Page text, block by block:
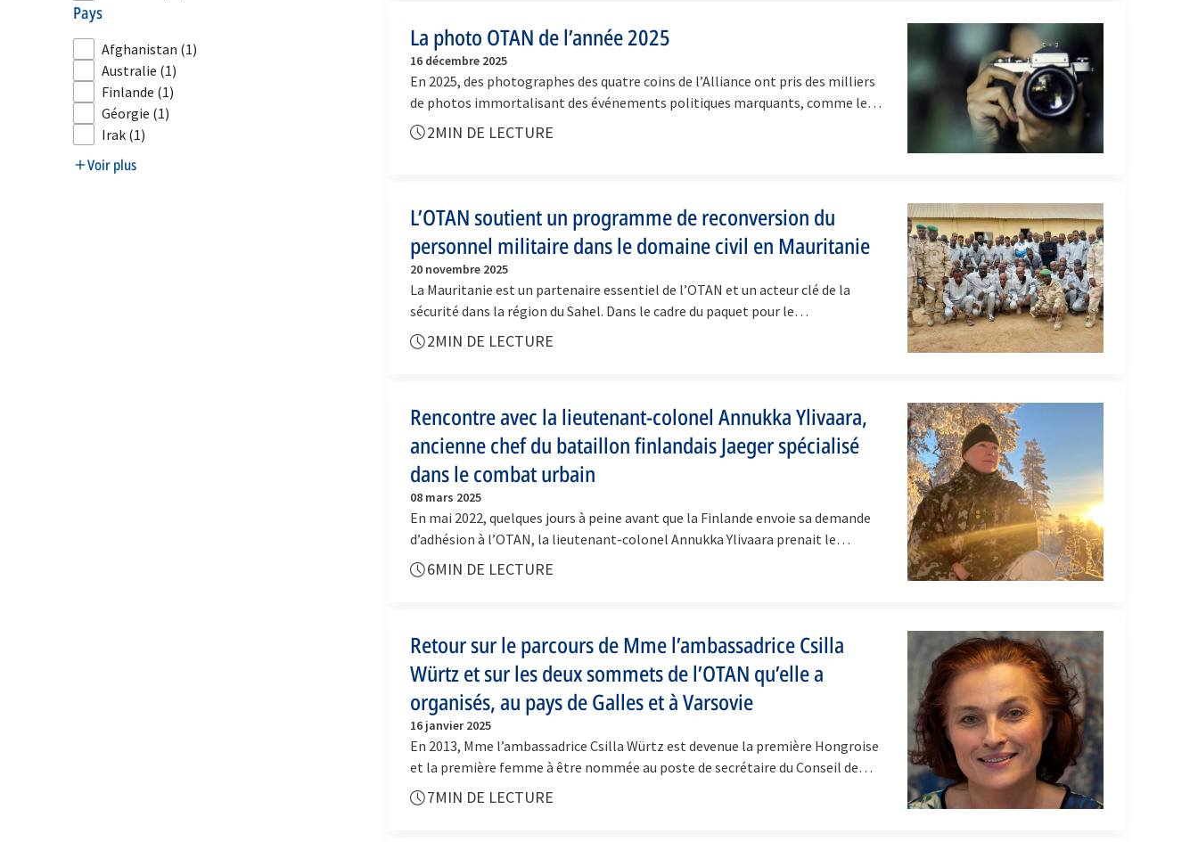
pays
Afghanistan (1)
Australie (1)
Finlande (1)
Géorgie (1)
Irak (1)
Voir plus
La photo OTAN de l’année 2025
16 décembre 2025
En 2025, des photographes des quatre coins de l’Alliance ont pris des milliers
de photos immortalisant des événements politiques marquants, comme le…
2MIN DE LECTURE
L’OTAN soutient un programme de reconversion du
personnel militaire dans le domaine civil en Mauritanie
20 novembre 2025
La Mauritanie est un partenaire essentiel de l’OTAN et un acteur clé de la
sécurité dans la région du Sahel. Dans le cadre du paquet pour le…
2MIN DE LECTURE
Rencontre avec la lieutenant-colonel Annukka Ylivaara,
ancienne chef du bataillon finlandais Jaeger spécialisé
dans le combat urbain
08 mars 2025
En mai 2022, quelques jours à peine avant que la Finlande envoie sa demande
d’adhésion à l’OTAN, la lieutenant-colonel Annukka Ylivaara prenait le…
6MIN DE LECTURE
Retour sur le parcours de Mme l’ambassadrice Csilla
Würtz et sur les deux sommets de l’OTAN qu’elle a
organisés, au pays de Galles et à Varsovie
16 janvier 2025
En 2013, Mme l’ambassadrice Csilla Würtz est devenue la première Hongroise
et la première femme à être nommée au poste de secrétaire du Conseil de…
7MIN DE LECTURE